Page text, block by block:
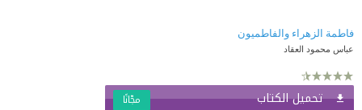
فاطمة الزهراء والفاطميون
عباس محمود العقاد
تحميل الكتاب مجّانًا